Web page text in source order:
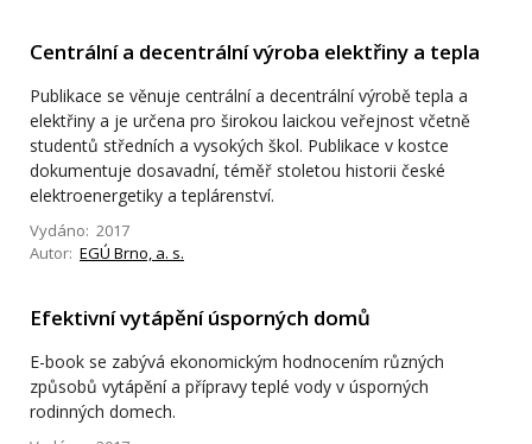
Centrální a decentrální výroba elektřiny a tepla
Publikace se věnuje centrální a decentrální výrobě tepla a
elektřiny a je určena pro širokou laickou veřejnost včetně
studentů středních a vysokých škol. Publikace v kostce
dokumentuje dosavadní, téměř stoletou historii české
elektroenergetiky a teplárenství.
Vydáno: 2017
Autor: EGÚ Brno, a. s.
Efektivní vytápění úsporných domů
E-book se zabývá ekonomickým hodnocením různých
způsobů vytápění a přípravy teplé vody v úsporných
rodinných domech.